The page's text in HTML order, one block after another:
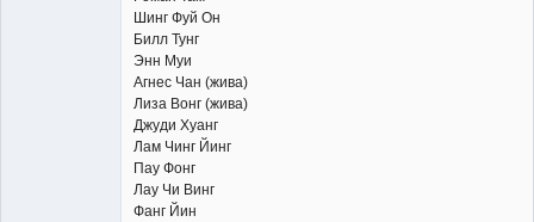
Шинг Фуй Он
Билл Тунг
Энн Муи
Агнес Чан (жива)
Лиза Вонг (жива)
Джуди Хуанг
Лам Чинг Йинг
Пау Фонг
Лау Чи Винг
Фанг Йин